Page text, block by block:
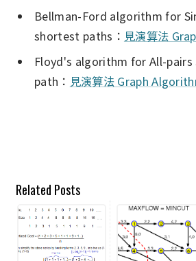
Bellman-Ford algorithm for
shortest paths： 見演算法
Floyd's algorithm for All-
path： 見演算法 Graph
Related Posts